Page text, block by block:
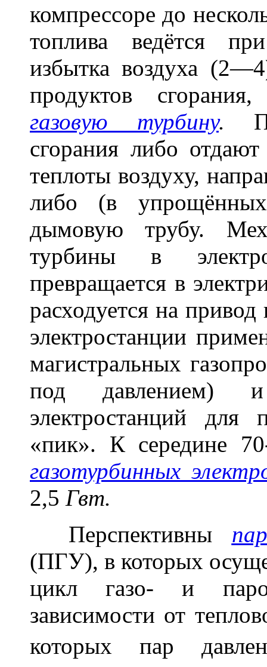
компрессоре до
топлива ведётся
избытка воздуха
продуктов
газовую турбину.
сгорания либо отдают
теплоты воздуху,
либо (в
дымовую трубу.
турбины в
превращается в
расходуется на
электростанции
магистральных
под давлением)
электростанций для
«пик». К середине
газотурбинных
2,5 Гвт.
Перспективны
(ПГУ), в которых
цикл газо- и
зависимости от
которых пар